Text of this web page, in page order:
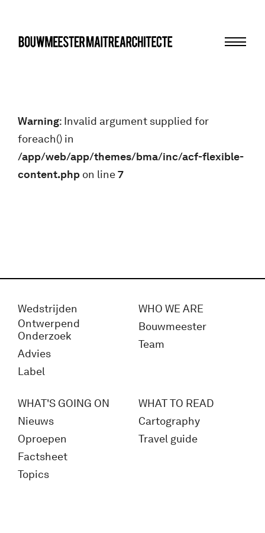
Warning: Invalid argument supplied for
foreach() in
/app/web/app/themes/bma/inc/acf-flexible-
content.php on line7
Wedstrijden
Ontwerpend
Onderzoek
Advies
Label
WHO WE ARE
Bouwmeester
Team
WHAT'S GOING ON
Nieuws
Oproepen
Factsheet
Topics
WHAT TO READ
Cartography
Travel guide